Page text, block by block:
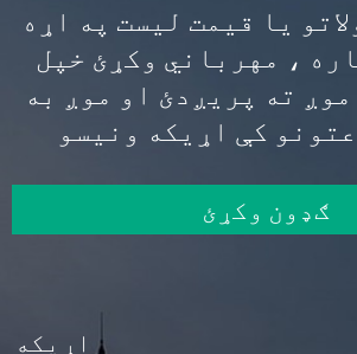
یا قیمت لیست په اړه
، مهرباني وکړئ خپل
ته پریږدئ او موږ به
ګډون وکړئ
اړیکه